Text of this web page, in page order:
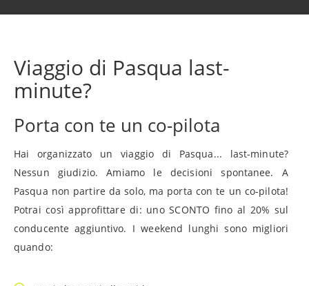
Viaggio di Pasqua last-
minute?
Porta con te un co-pilota
Hai organizzato un viaggio di Pasqua... last-minute?
Nessun giudizio. Amiamo le decisioni spontanee. A
Pasqua non partire da solo, ma porta con te un co-pilota!
Potrai così approfittare di: uno SCONTO fino al 20% sul
conducente aggiuntivo. I weekend lunghi sono migliori
quando: